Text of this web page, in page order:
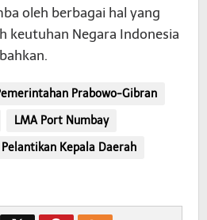
oleh berbagai hal yang
keutuhan Negara Indonesia
Prabowo-Gibran
LMA Port Numbay
Pelantikan Kepala Daerah